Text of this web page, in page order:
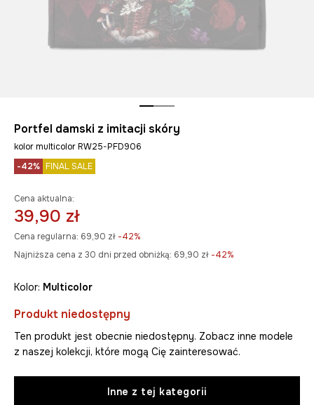
Portfel damski z imitacji skóry
kolor multicolor RW25-PFD906
-42% FINAL SALE
Cena aktualna:
39,90 zł
Cena regularna: 69,90 zł -42%
Najniższa cena z 30 dni przed obniżką: 69,90 zł -42%
Kolor: multicolor
Produkt niedostępny
Ten produkt jest obecnie niedostępny. Zobacz inne modele
z naszej kolekcji, które mogą Cię zainteresować.
Inne z tej kategorii